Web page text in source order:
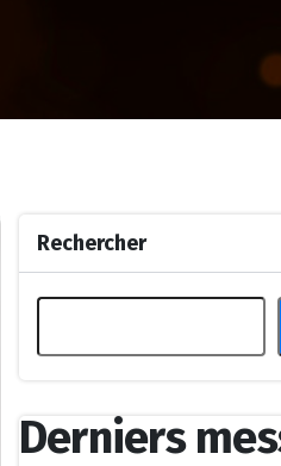
Rechercher
Derniers